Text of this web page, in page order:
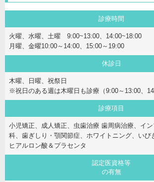
診療時間
火曜、水曜、土曜 9:00~13:00、14:00~18:00
月曜、金曜10:00～14:00、15:00～19:00
休診日
木曜、日曜、祝祭日
※祝日のある週は木曜日も診療（9:00～13:00、
診療項目
小児矯正、成人矯正、虫歯治療 歯周病治療、イ
科、歯ぎしり・顎関節症、ホワイトニング、いび
ヒアルロン酸＆プラセンタ
認定医資格等
の有無